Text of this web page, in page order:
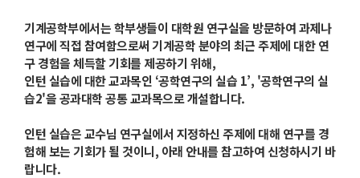
기계공학부에서는 학부생들이 대학원 연구실을 방문하여 과제나
연구에 직접 참여함으로써 기계공학 분야의 최근 주제에 대한 연
구 경험을 체득할 기회를 제공하기 위해,
인턴 실습에 대한 교과목인 ‘공학연구의 실습 1’, '공학연구의 실
습2'을 공과대학 공통 교과목으로 개설합니다.
인턴 실습은 교수님 연구실에서 지정하신 주제에 대해 연구를 경
험해 보는 기회가 될 것이니, 아래 안내를 참고하여 신청하시기 바
랍니다.